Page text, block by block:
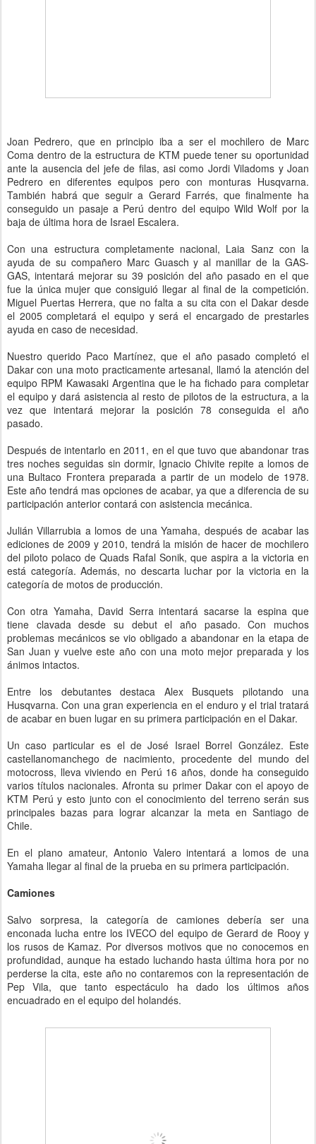
Joan Pedrero, que en principio iba a ser el mochilero de Marc
Coma dentro de la estructura de KTM puede tener su oportunidad
ante la ausencia del jefe de filas, asi como Jordi Viladoms y Joan
Pedrero en diferentes equipos pero con monturas Husqvarna.
También habrá que seguir a Gerard Farrés, que finalmente ha
conseguido un pasaje a Perú dentro del equipo Wild Wolf por la
baja de última hora de Israel Escalera.
Con una estructura completamente nacional, Laia Sanz con la
ayuda de su compañero Marc Guasch y al manillar de la GAS-
GAS, intentará mejorar su 39 posición del año pasado en el que
fue la única mujer que consiguió llegar al final de la competición.
Miguel Puertas Herrera, que no falta a su cita con el Dakar desde
el 2005 completará el equipo y será el encargado de prestarles
ayuda en caso de necesidad.
Nuestro querido Paco Martínez, que el año pasado completó el
Dakar con una moto practicamente artesanal, llamó la atención del
equipo RPM Kawasaki Argentina que le ha fichado para completar
el equipo y dará asistencia al resto de pilotos de la estructura, a la
vez que intentará mejorar la posición 78 conseguida el año
pasado.
Después de intentarlo en 2011, en el que tuvo que abandonar tras
tres noches seguidas sin dormir, Ignacio Chivite repite a lomos de
una Bultaco Frontera preparada a partir de un modelo de 1978.
Este año tendrá mas opciones de acabar, ya que a diferencia de su
participación anterior contará con asistencia mecánica.
Julián Villarrubia a lomos de una Yamaha, después de acabar las
ediciones de 2009 y 2010, tendrá la misión de hacer de mochilero
del piloto polaco de Quads Rafal Sonik, que aspira a la victoria en
está categoría. Además, no descarta luchar por la victoria en la
categoría de motos de producción.
Con otra Yamaha, David Serra intentará sacarse la espina que
tiene clavada desde su debut el año pasado. Con muchos
problemas mecánicos se vio obligado a abandonar en la etapa de
San Juan y vuelve este año con una moto mejor preparada y los
ánimos intactos.
Entre los debutantes destaca Alex Busquets pilotando una
Husqvarna. Con una gran experiencia en el enduro y el trial tratará
de acabar en buen lugar en su primera participación en el Dakar.
Un caso particular es el de José Israel Borrel González. Este
castellanomanchego de nacimiento, procedente del mundo del
motocross, lleva viviendo en Perú 16 años, donde ha conseguido
varios títulos nacionales. Afronta su primer Dakar con el apoyo de
KTM Perú y esto junto con el conocimiento del terreno serán sus
principales bazas para lograr alcanzar la meta en Santiago de
Chile.
En el plano amateur, Antonio Valero intentará a lomos de una
Yamaha llegar al final de la prueba en su primera participación.
Camiones
Salvo sorpresa, la categoría de camiones debería ser una
enconada lucha entre los IVECO del equipo de Gerard de Rooy y
los rusos de Kamaz. Por diversos motivos que no conocemos en
profundidad, aunque ha estado luchando hasta última hora por no
perderse la cita, este año no contaremos con la representación de
Pep Vila, que tanto espectáculo ha dado los últimos años
encuadrado en el equipo del holandés.